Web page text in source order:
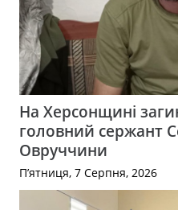
На Херсонщині
головний сержант
Овруччини
П’ятниця, 7 Серпня, 2026